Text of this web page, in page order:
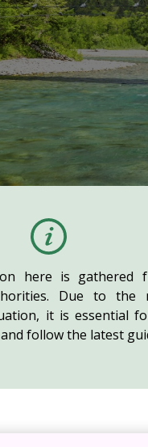
here is gathered
Due to the
it is essential
follow the latest
nhật: Thứ Sáu, ngày 27/5/